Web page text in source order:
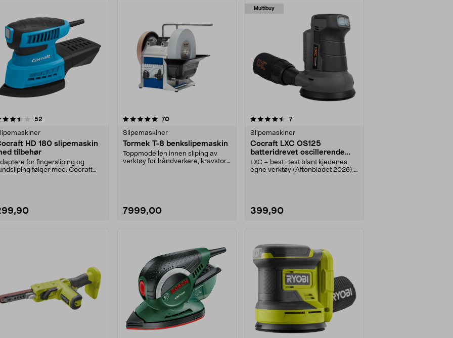
52
HD 180 slipemaskin
tilbehør
for fingersliping og
følger med. Cocraft
5.0 av 5 stjerner 70anmeldelser
Slipemaskiner
Tormek T-8 benkslipemaskin
Toppmodellen innen sliping av
verktøy for håndverkere, kravstore
7999,00
Multibuy
4.5 av 5 stjerner 7anmeldelser
Slipemaskiner
Cocraft LXC OS125
batteridrevet oscillerende
slipemaskin 18 V
LXC – best i test blant kjedenes
egne verktøy (Aftonbladet 2026).
399,90